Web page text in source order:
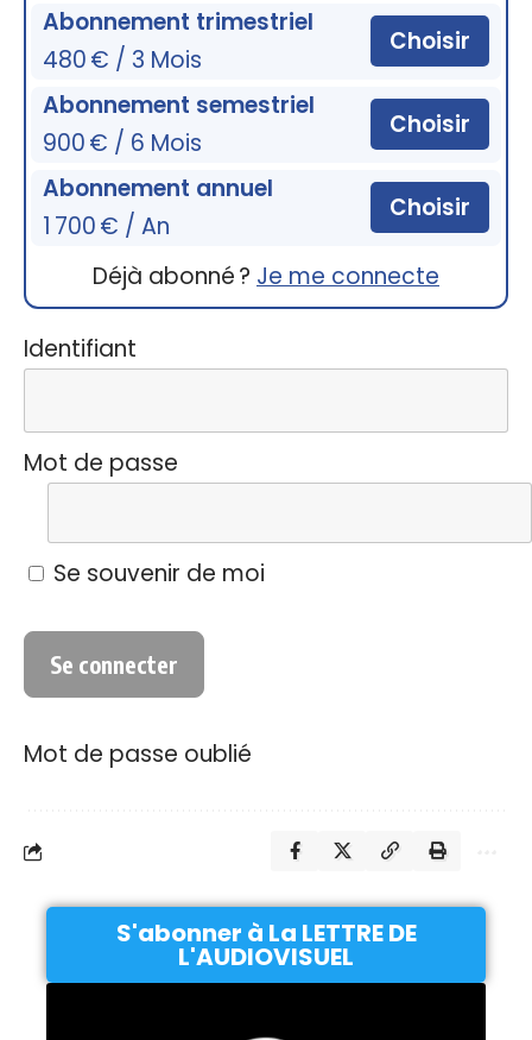
Abonnement trimestriel
480 € / 3 Mois
Choisir
Abonnement semestriel
900 € / 6 Mois
Choisir
Abonnement annuel
1 700 € / An
Choisir
Déjà abonné ? Je me connecte
Identifiant
Mot de passe
Se souvenir de moi
Mot de passe oublié
S'abonner à La LETTRE DE
L'AUDIOVISUEL